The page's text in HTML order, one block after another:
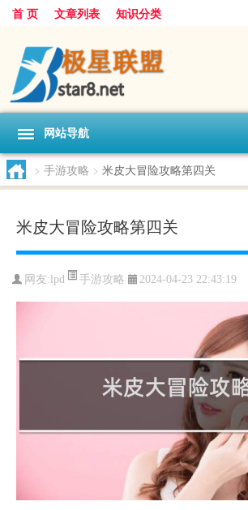
首 页 文章列表 知识分类
网站导航
> 手游攻略 > 米皮大冒险攻略第四关
米皮大冒险攻略第四关
网友:lpd 手游攻略 2024-04-23 22:43:19